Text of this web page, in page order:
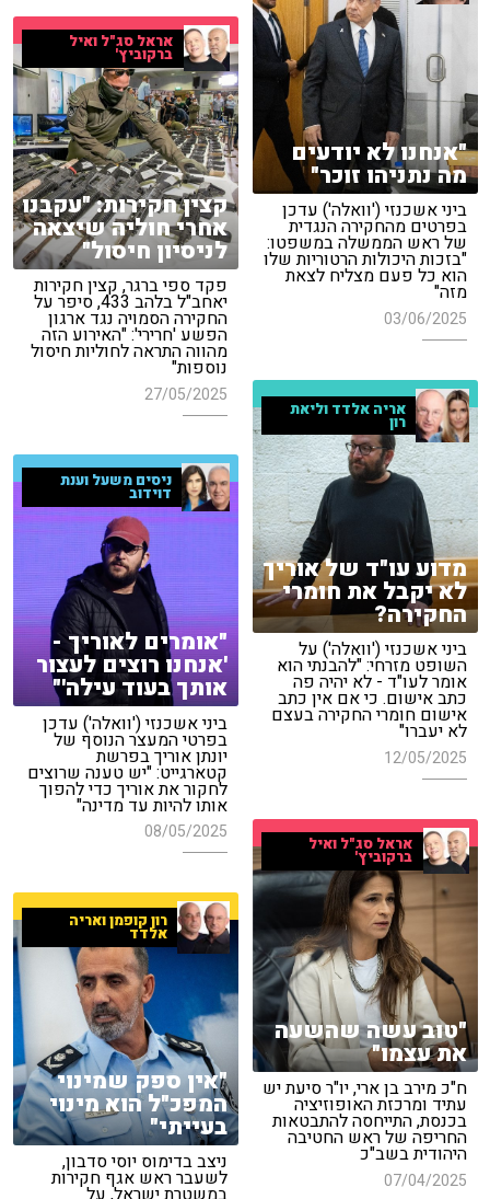
"אנחנו לא יודעים
מה נתניהו זוכר"
ביני אשכנזי ('וואלה') עדכן
בפרטים מהחקירה הנגדית
של ראש הממשלה במשפטו:
"בזכות היכולות הרטוריות שלו
הוא כל פעם מצליח לצאת
מזה"
03/06/2025
אראל סג"ל ואיל
ברקוביץ'
קצין חקירות: "עקבנו
אחרי חוליה שיצאה
לניסיון חיסול"
פקד ספי ברגר, קצין חקירות
יאחב"ל בלהב 433, סיפר על
החקירה הסמויה נגד ארגון
הפשע 'חרירי': "האירוע הזה
מהווה התראה לחוליות חיסול
נוספות"
27/05/2025
אריה אלדד וליאת
רון
מדוע עו"ד של אוריך
לא יקבל את חומרי
החקירה?
ביני אשכנזי ('וואלה') על
השופט מזרחי: "להבנתי הוא
אומר לעו"ד - לא יהיה פה
כתב אישום. כי אם אין כתב
אישום חומרי החקירה בעצם
לא יעברו"
12/05/2025
ניסים משעל וענת
דוידוב
"אומרים לאוריך -
'אנחנו רוצים לעצור
אותך בעוד עילה'"
ביני אשכנזי ('וואלה') עדכן
בפרטי המעצר הנוסף של
יונתן אוריך בפרשת
קטארגייט: "יש טענה שרוצים
לחקור את אוריך כדי להפוך
אותו להיות עד מדינה"
08/05/2025
אראל סג"ל ואיל
ברקוביץ'
"טוב עשה שהשעה
את עצמו"
ח"כ מירב בן ארי, יו"ר סיעת יש
עתיד ומרכזת האופוזיציה
בכנסת, התייחסה להתבטאות
החריפה של ראש החטיבה
היהודית בשב"כ
07/04/2025
רון קופמן ואריה
אלדד
"אין ספק שמינוי
המפכ"ל הוא מינוי
בעייתי"
ניצב בדימוס יוסי סדבון,
לשעבר ראש אגף חקירות